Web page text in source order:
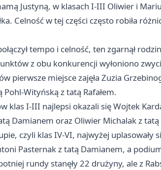
Justyną, w klasach I-III Oliwier i
Celność w tej części często robiła
tempo i celność, ten zgarnął
z obu konkurencji wyłoniono
pierwsze miejsce zajęła Zuzia
Pohl-Wityńską z tatą Rafałem.
klas I-III najlepsi okazali się Wojtek
Damianem oraz Oliwier Michalak z
czyli klas IV-VI, najwyżej uplasowały
Pasternak z tatą Damianem, a
rundy stanęły 22 drużyny, ale z